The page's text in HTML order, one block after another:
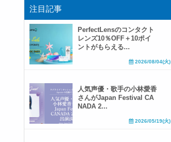
注目記事
PerfectLensのコンタクト
レンズ10％OFF＋10ポイ
ントがもらえる...
2026/08/04(火)
人気声優・歌手の小林愛香
さんがJapan Festival CA
NADA 2...
2026/05/19(火)